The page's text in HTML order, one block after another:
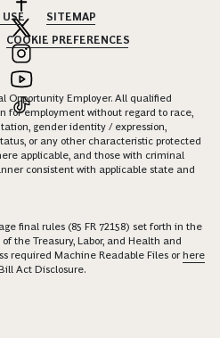
SITEMAP
COOKIE PREFERENCES
Opportunity Employer. All qualified
for employment without regard to race,
gender identity / expression,
or any other characteristic protected
applicable, and those with criminal
consistent with applicable state and
final rules (85 FR 72158) set forth in the
the Treasury, Labor, and Health and
required Machine Readable Files orhere
Act Disclosure.